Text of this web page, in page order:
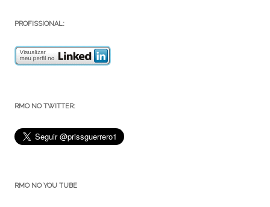
PROFISSIONAL:
RMO NO TWITTER:
RMO NO YOU TUBE